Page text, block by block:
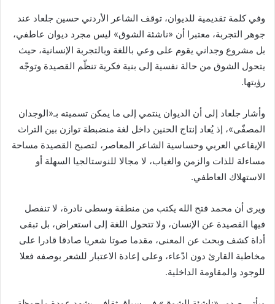
وفي كلمة تقديمية للديوان، توقف الشاعر الأردني حسين جلعاد عند
جوهر التجربة، معتبرا أن «ناشئة الشوق» ليس مجرد ديوان عاطفي،
بل مشروع وجداني يقوم على وعي باللغة وبالتجربة الإنسانية، حيث
يتحول الشوق من حالة نفسية إلى بنية فكرية تنظّم القصيدة وتوجّه
رؤيتها.
وأشار جلعاد إلى أن الديوان ينتمي إلى ما يمكن تسميته بـ«الوجدان
المصفّى»، إذ يُعاد إنتاج الحنين داخل لغة منضبطة توازن بين التراث
الإيقاعي العربي وحساسية الشاعر المعاصر، لتصبح القصيدة مساحة
مساءلة للذات والزمن والغياب، لا مجالا للنوستالجيا السهلة أو
الاستهلاك العاطفي.
ويرى أن محمد فتح الله يكتب من منطقة وسطى نادرة، لا تنفصل
فيها القصيدة عن الإنسان، ولا تتحول اللغة إلى استعراض، بل تبقى
أداة كشف وبحث عن المعنى، مقدما صوتا شعريا صادقا قادرا على
مخاطبة القارئ دون ادّعاء، وعلى إعادة الاعتبار للشعر بوصفه فعلا
للوجود والمقاومة الداخلية.